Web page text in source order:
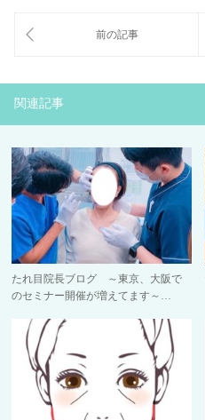
関連記事
たれ目院長ブログ ～東京、大阪で
のセミナー開催が増えてます～…